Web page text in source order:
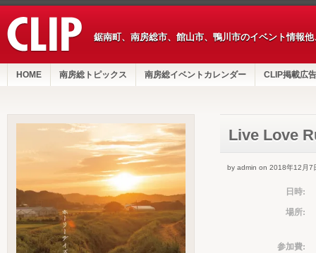
鋸南町、南房総市、館山市、鴨川市のイベント情報
HOME 南房総トピックス 南房総イベントカレンダー CLIP掲載広告
Live Love
by admin on 2018年12月7
日時:
場所:
参加費: